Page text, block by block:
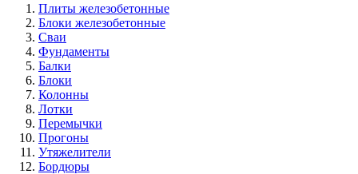
Плиты железобетонные
Блоки железобетонные
Сваи
Фундаменты
Балки
Блоки
Колонны
Лотки
Перемычки
Прогоны
Утяжелители
Бордюры